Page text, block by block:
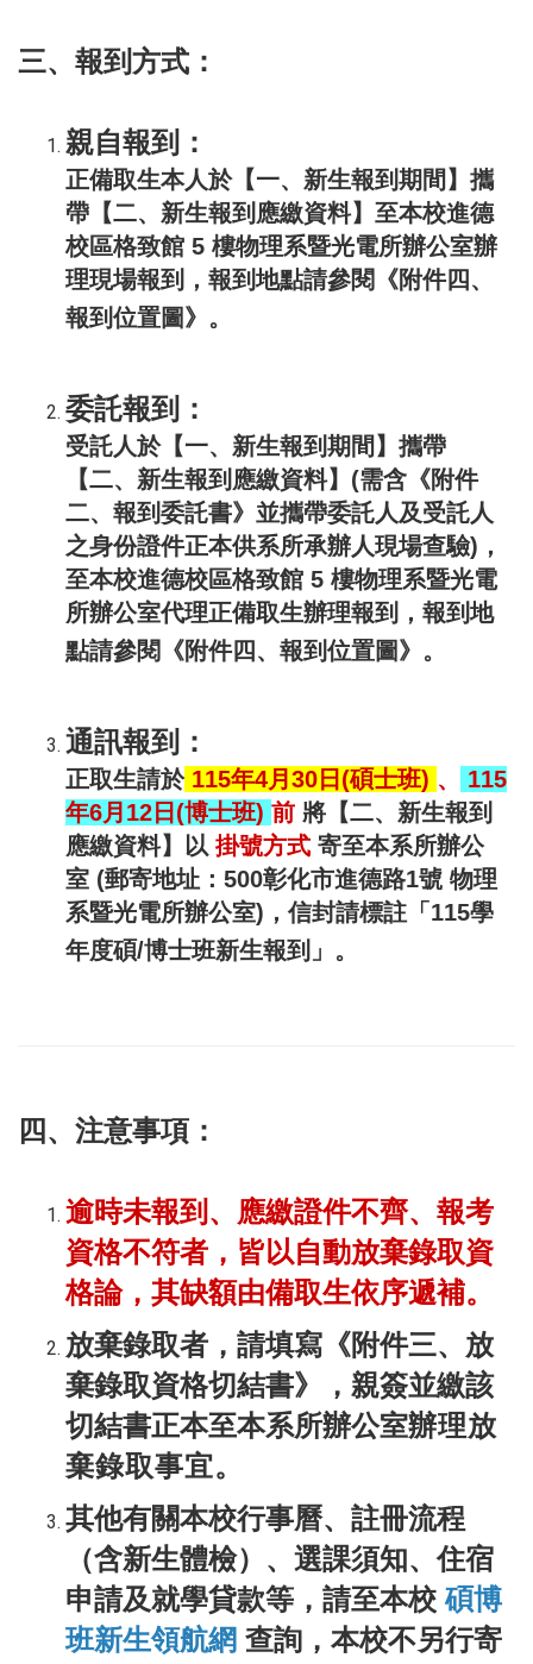
三、報到方式：
親自報到：
正備取生本人於【一、新生報到期間】攜
帶【二、新生報到應繳資料】至本校進德
校區格致館 5 樓物理系暨光電所辦公室辦
理現場報到，報到地點請參閱《附件四、
報到位置圖》。
委託報到：
受託人於【一、新生報到期間】攜帶
【二、新生報到應繳資料】(需含《附件
二、報到委託書》並攜帶委託人及受託人
之身份證件正本供系所承辦人現場查驗)，
至本校進德校區格致館 5 樓物理系暨光電
所辦公室代理正備取生辦理報到，報到地
點請參閱《附件四、報到位置圖》。
通訊報到：
正取生請於 115年4月30日(碩士班) 、
115
年6月12日(博士班) 前 將【二、新生報到
應繳資料】以 掛號方式 寄至本系所辦公
室 (郵寄地址：500彰化市進德路1號 物理
系暨光電所辦公室)，信封請標註「115學
年度碩/博士班新生報到」。
四、注意事項：
逾時未報到、應繳證件不齊、報考
資格不符者，皆以自動放棄錄取資
格論，其缺額由備取生依序遞補。
放棄錄取者， 請填寫 《附件三、放
棄錄取資格切結書》
，親簽並繳該
切結書正本至本系所辦公室辦理放
棄錄取事宜。
其他有關本校行事曆、註冊流程
（含新生體檢）、選課須知、住宿
申請及就學貸款等，請至本校 碩博
班新生領航網 查詢，本校不另行寄